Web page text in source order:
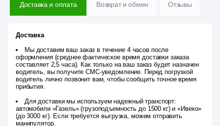
Доставка и оплата Возврат и обмен Отзывы
Доставка
Мы доставим ваш заказ в течение 4 часов после
оформления (среднее фактическое время доставки заказа
составляет 2,5 часа). Как только на ваш заказ будет назначен
водитель, вы получите СМС-уведомление. Перед погрузкой
водитель лично позвонит вам, чтобы сообщить точное время
прибытия.
Для доставки мы используем надежный транспорт:
автомобили «Газель» (грузоподъемность до 1500 кг) и «Ивеко»
(до 3000 кг). Если требуется выгрузка, можем отправить
манипулятор.